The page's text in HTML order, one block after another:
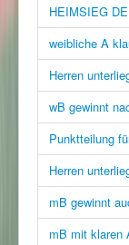
HEIMSIEG
weibliche A
Herren
wB gewinnt
Punktteilung
Herren
mB gewinnt
mB mit klaren